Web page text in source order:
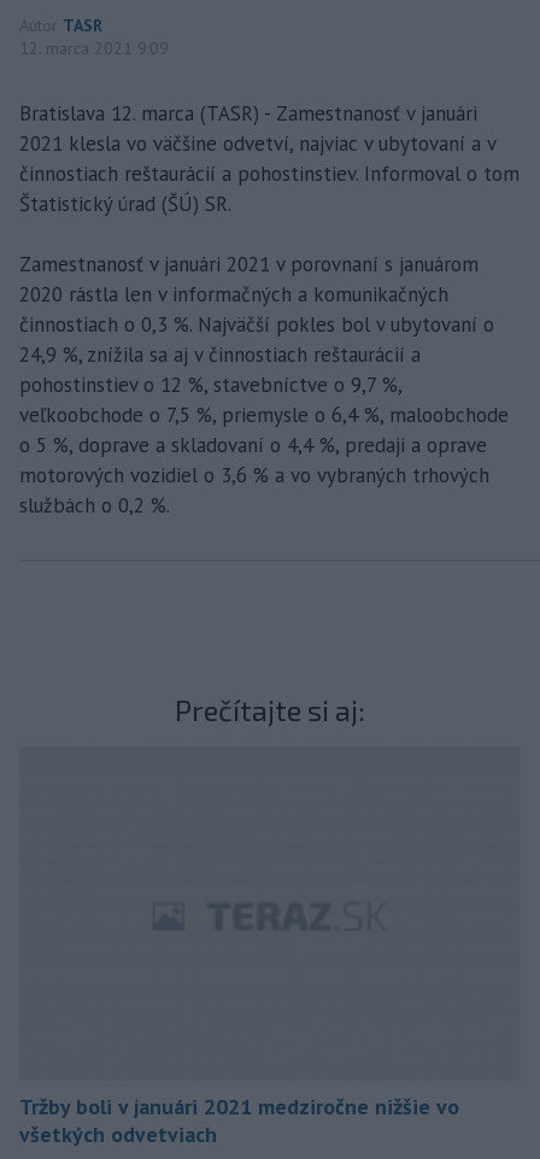
Autor TASR
12. marca 2021 9:09
Bratislava 12. marca (TASR) - Zamestnanosť v januári
2021 klesla vo väčšine odvetví, najviac v ubytovaní a v
činnostiach reštaurácií a pohostinstiev. Informoval o tom
Štatistický úrad (ŠÚ) SR.
Zamestnanosť v januári 2021 v porovnaní s januárom
2020 rástla len v informačných a komunikačných
činnostiach o 0,3 %. Najväčší pokles bol v ubytovaní o
24,9 %, znížila sa aj v činnostiach reštaurácií a
pohostinstiev o 12 %, stavebníctve o 9,7 %,
veľkoobchode o 7,5 %, priemysle o 6,4 %, maloobchode
o 5 %, doprave a skladovaní o 4,4 %, predaji a oprave
motorových vozidiel o 3,6 % a vo vybraných trhových
službách o 0,2 %.
Prečítajte si aj:
Tržby boli v januári 2021 medziročne nižšie vo
všetkých odvetviach